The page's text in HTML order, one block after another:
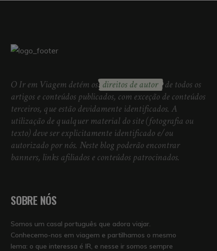
O Ir em Viagem detém os direitos de autor de todos os
artigos e conteúdos publicados, com exceção de conteúdos
terceiros, que estão devidamente identificados. A
utilização de qualquer material do site (fotografia ou
texto) deve ser explicitamente identificado e/ou
autorizado por nós. Neste blog poderão encontrar
banners, links afiliados e conteúdos patrocinados.
SOBRE NÓS
Somos um casal português que adora viajar.
Conhecemo-nos em viagem e partilhamos o mesmo
lema: o que interessa é IR, e nesse ir somos sempre